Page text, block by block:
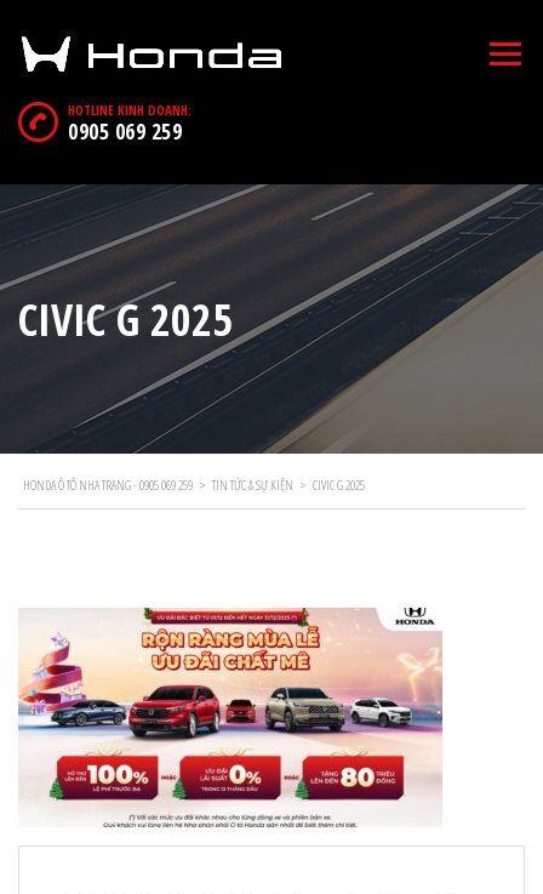
HOTLINE KINH DOANH:
0905 069 259
CIVIC G 2025
HONDA Ô TÔ NHA TRANG - 0905 069 259 > TIN TỨC & SỰ KIỆN > CIVIC G 2025